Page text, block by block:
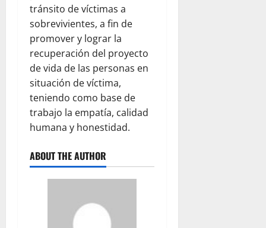
tránsito de víctimas a
sobrevivientes, a fin de
promover y lograr la
recuperación del proyecto
de vida de las personas en
situación de víctima,
teniendo como base de
trabajo la empatía, calidad
humana y honestidad.
ABOUT THE AUTHOR